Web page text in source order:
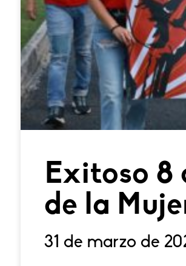
Exitoso 8
de la
31 de marzo de